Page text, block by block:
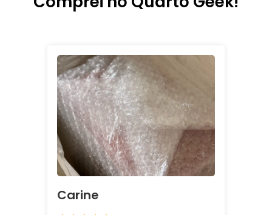
Carine